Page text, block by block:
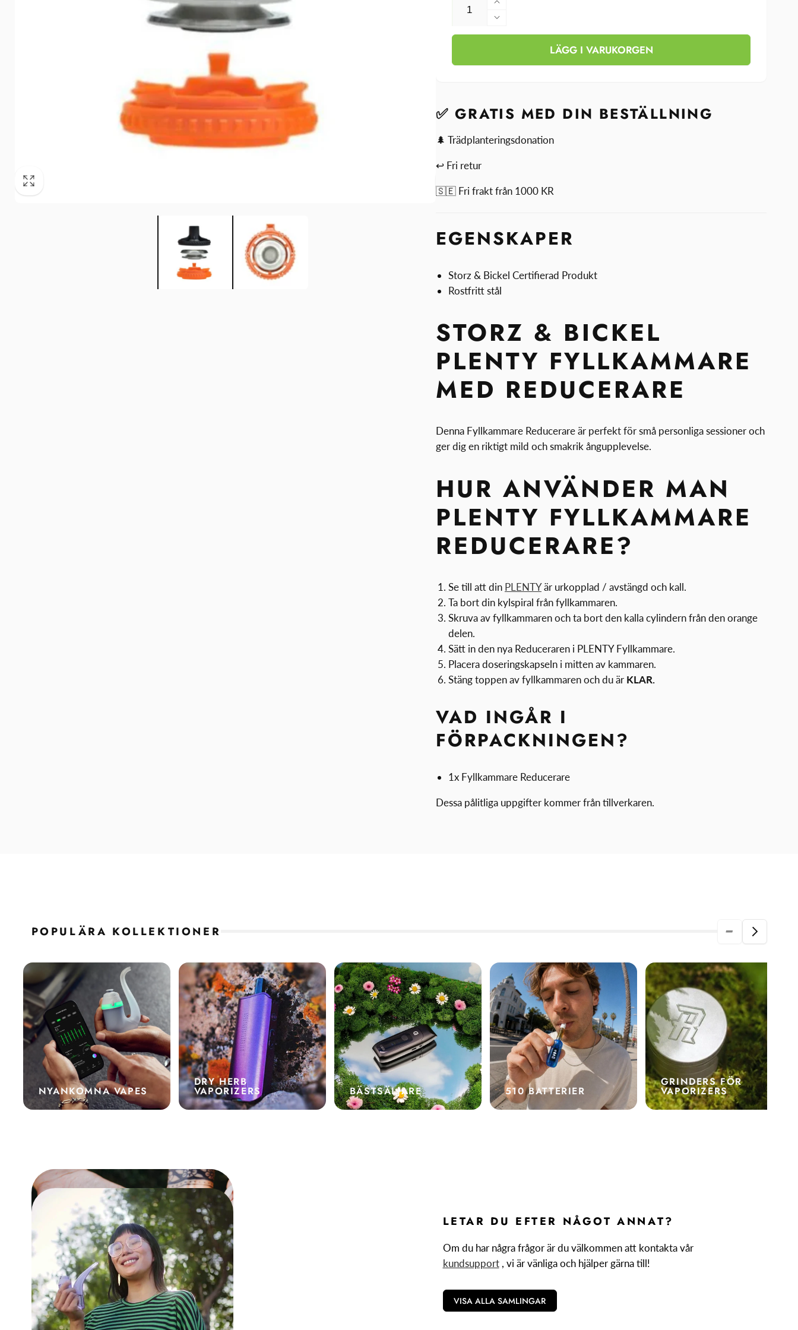
Öka
kvantitet
för
Minska
kvantitet
PLENTY
LÄGG I VARUKORGEN
✅ GRATIS MED DIN BESTÄLLNING
🌲 Trädplanteringsdonation
↩ Fri retur
🇸🇪 Fri frakt från 1000 KR
EGENSKAPER
Storz & Bickel Certifierad Produkt
Rostfritt stål
STORZ & BICKEL
PLENTY FYLLKAMMARE
MED REDUCERARE
Denna Fyllkammare Reducerare är perfekt för små personliga sessioner och
ger dig en riktigt mild och smakrik ångupplevelse.
HUR ANVÄNDER MAN
PLENTY FYLLKAMMARE
REDUCERARE?
Se till att din PLENTYär urkopplad / avstängd och kall.
Ta bort din kylspiral från fyllkammaren.
Skruva av fyllkammaren och ta bort den kalla cylindern från den orange
delen.
Sätt in den nya Reduceraren i PLENTY Fyllkammare.
Placera doseringskapseln i mitten av kammaren.
Stäng toppen av fyllkammaren och du är KLAR.
VAD INGÅR I
FÖRPACKNINGEN?
1x Fyllkammare Reducerare
Dessa pålitliga uppgifter kommer från tillverkaren.
POPULÄRA KOLLEKTIONER
NYANKOMNA VAPES
DRY HERB
VAPORIZERS BÄSTSÄLJARE 510 BATTERIER
GRINDERS FÖR
VAPORIZERS
LETAR DU EFTER NÅGOT ANNAT?
Om du har några frågor är du välkommen att kontakta vår
kundsupport, vi är vänliga och hjälper gärna till!
VISA ALLA SAMLINGAR